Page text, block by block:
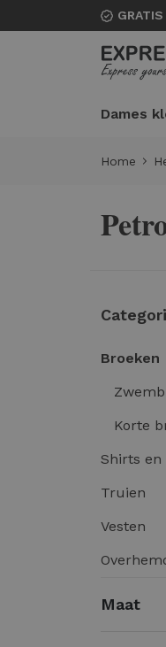
Dames
Home
Broeken
Korte
Shirts en
Truien
Vesten
Maat